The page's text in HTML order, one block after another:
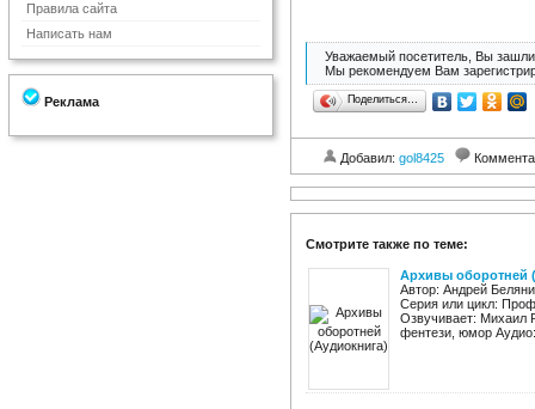
Правила сайта
Написать нам
Реклама
Уважаемый посетитель, Вы зашли
Мы рекомендуем Вам
Поделиться…
Добавил: gol8425
Смотрите также по теме:
Архивы оборотней
Автор: Андрей
Серия или цикл:
Озвучивает: Михаил
фентези, юмор